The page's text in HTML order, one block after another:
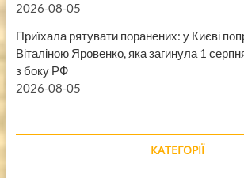
2026-08-05
Приїхала рятувати поранених: у Києві
Віталіною Яровенко, яка загинула 1
з боку РФ
2026-08-05
КАТЕГОРІЇ